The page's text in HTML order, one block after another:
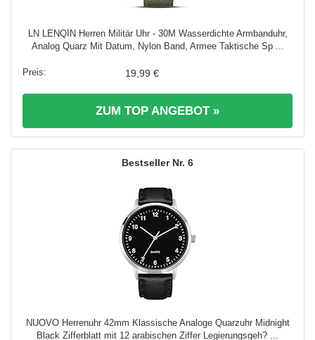
LN LENQIN Herren Militär Uhr - 30M Wasserdichte Armbanduhr,
Analog Quarz Mit Datum, Nylon Band, Armee Taktische Sp ...
19,99 €
ZUM TOP ANGEBOT »
6
NUOVO Herrenuhr 42mm Klassische Analoge Quarzuhr Midnight
Black Zifferblatt mit 12 arabischen Ziffer Legierungsgeh? ...